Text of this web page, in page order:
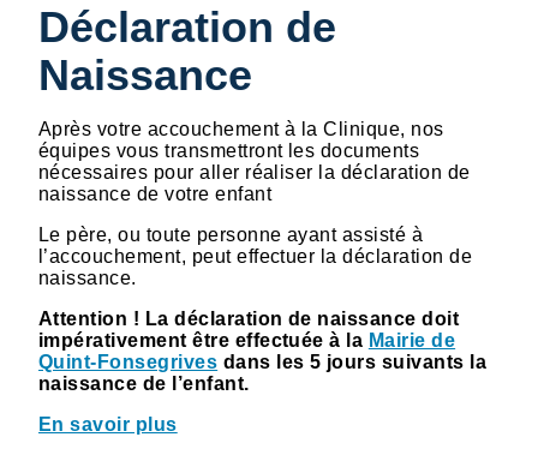
Déclaration de
Naissance
Après votre accouchement à la Clinique, nos
équipes vous transmettront les documents
nécessaires pour aller réaliser la déclaration de
naissance de votre enfant
Le père, ou toute personne ayant assisté à
l’accouchement, peut effectuer la déclaration de
naissance.
Attention ! La déclaration de naissance doit
impérativement être effectuée à la Mairie de
Quint-Fonsegrives dans les 5 jours suivants la
naissance de l’enfant.
En savoir plus